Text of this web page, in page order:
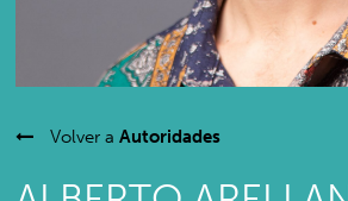
Volver aAutoridades